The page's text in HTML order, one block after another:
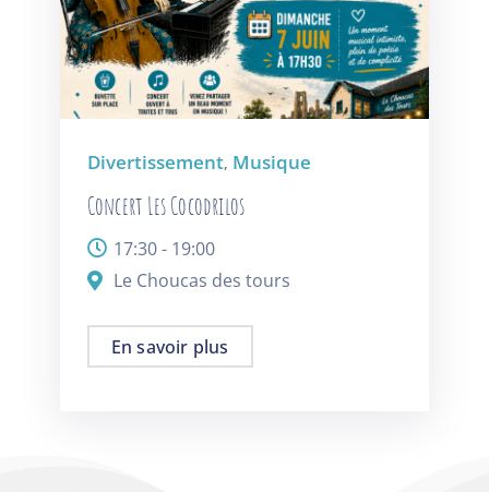
Divertissement, Musique
Concert Les Cocodrilos
17:30 - 19:00
Le Choucas des tours
En savoir plus